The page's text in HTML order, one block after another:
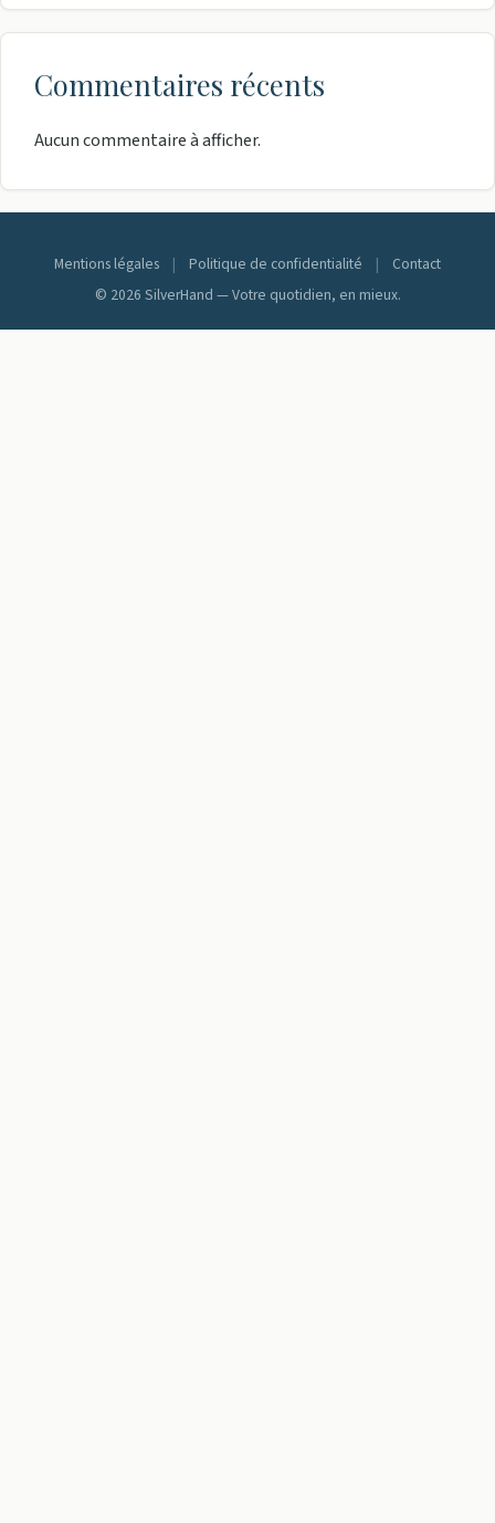
Commentaires récents
Aucun commentaire à afficher.
Mentions légales | Politique de confidentialité |
Contact
© 2026 SilverHand — Votre quotidien, en mieux.